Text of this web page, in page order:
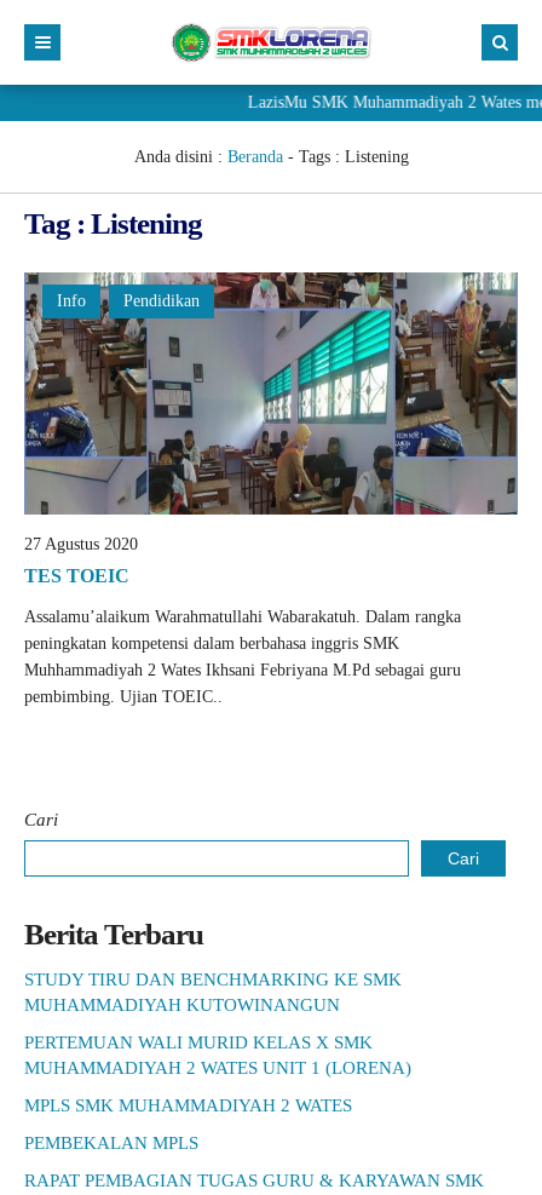
LazisMu SMK Muhammadiyah 2 Wates
Anda disini : Beranda- Tags : Listening
Tag : Listening
Info Pendidikan
27 Agustus 2020
TES TOEIC
Assalamu’alaikum Warahmatullahi Wabarakatuh. Dalam rangka
peningkatan kompetensi dalam berbahasa inggris SMK
Muhhammadiyah 2 Wates Ikhsani Febriyana M.Pd sebagai guru
pembimbing. Ujian TOEIC..
Cari
Cari
Berita Terbaru
STUDY TIRU DAN BENCHMARKING KE SMK
MUHAMMADIYAH KUTOWINANGUN
PERTEMUAN WALI MURID KELAS X SMK
MUHAMMADIYAH 2 WATES UNIT 1 (LORENA)
MPLS SMK MUHAMMADIYAH 2 WATES
PEMBEKALAN MPLS
RAPAT PEMBAGIAN TUGAS GURU & KARYAWAN SMK